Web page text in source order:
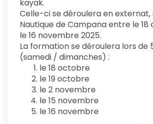
kayak.
Celle-ci se déroulera en externat,
Nautique de Campana entre le
le 16 novembre 2025.
La formation se déroulera lors de
(samedi / dimanches) :
le 18 octobre
le 19 octobre
le 2 novembre
le 15 novembre
le 16 novembre